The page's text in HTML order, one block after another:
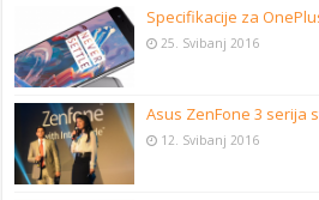
Specifikacije za
25. Svibanj 2016
Asus ZenFone 3 serija
12. Svibanj 2016